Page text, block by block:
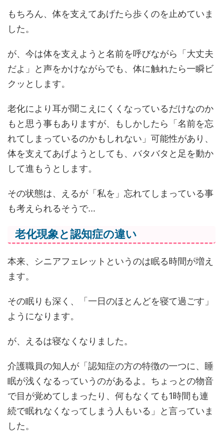
もちろん、体を支えてあげたら歩くのを止めていま
した。
が、今は体を支えようと名前を呼びながら「大丈夫
だよ」と声をかけながらでも、体に触れたら一瞬ビ
クッとします。
老化により耳が聞こえにくくなっているだけなのか
もと思う事もありますが、もしかしたら「名前を忘
れてしまっているのかもしれない」可能性があり、
体を支えてあげようとしても、バタバタと足を動か
して進もうとします。
その状態は、えるが「私を」忘れてしまっている事
も考えられるそうで…
老化現象と認知症の違い
本来、シニアフェレットというのは眠る時間が増え
ます。
その眠りも深く、「一日のほとんどを寝て過ごす」
ようになります。
が、えるは寝なくなりました。
介護職員の知人が「認知症の方の特徴の一つに、睡
眠が浅くなるっていうのがあるよ。ちょっとの物音
で目が覚めてしまったり、何もなくても1時間も連
続で眠れなくなってしまう人もいる」と言っていま
した。